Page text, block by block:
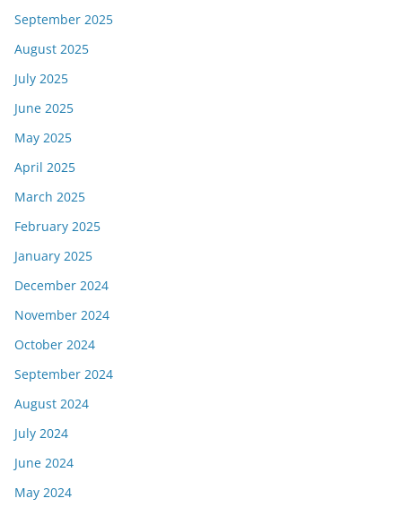
September 2025
August 2025
July 2025
June 2025
May 2025
April 2025
March 2025
February 2025
January 2025
December 2024
November 2024
October 2024
September 2024
August 2024
July 2024
June 2024
May 2024